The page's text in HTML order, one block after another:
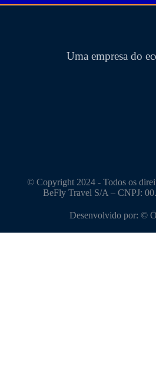
Uma empresa do
© Copyright 2024 - Todos os
BeFly Travel S/A – CNPJ:
Desenvolvido por: ©